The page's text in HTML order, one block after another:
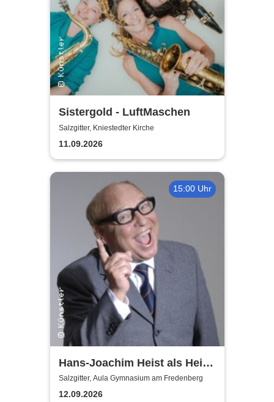
Sistergold - LuftMaschen
Salzgitter, Kniestedter Kirche
11.09.2026
15:00 Uhr
Hans-Joachim Heist als Heinz
Erhard - Noch'n Gedicht
Salzgitter, Aula Gymnasium am Fredenberg
12.09.2026